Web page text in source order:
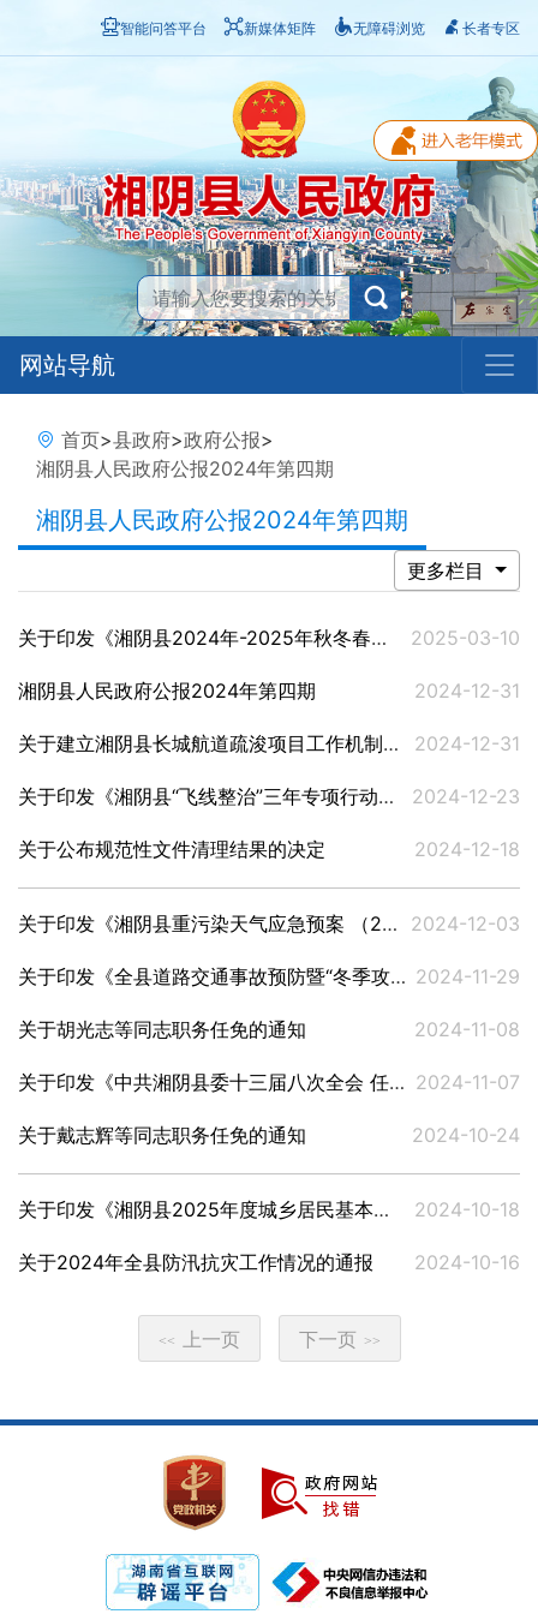
智能问答平台 新媒体矩阵 无障碍浏览 长者专区
网站导航
首页>县政府>政府公报>
湘阴县人民政府公报2024年第四期
湘阴县人民政府公报2024年第四期
更多栏目
关于印发《湘阴县2024年-2025年秋冬春水利建设实施方案》的通知 2025-03-10
湘阴县人民政府公报2024年第四期 2024-12-31
关于建立湘阴县长城航道疏浚项目工作机制通知 2024-12-31
关于印发《湘阴县“飞线整治”三年专项行动（2025—2027年）实施计划》的通知 2024-12-23
关于公布规范性文件清理结果的决定 2024-12-18
关于印发《湘阴县重污染天气应急预案 （2024修订版）》的通知 2024-12-03
关于印发《全县道路交通事故预防暨“冬季攻势”行动方案》的通知 2024-11-29
关于胡光志等同志职务任免的通知 2024-11-08
关于印发《中共湘阴县委十三届八次全会 任务分解表》的通知 2024-11-07
关于戴志辉等同志职务任免的通知 2024-10-24
关于印发《湘阴县2025年度城乡居民基本医疗保险参保缴费工作方案》的通知 2024-10-18
关于2024年全县防汛抗灾工作情况的通报 2024-10-16
<< 上一页 下一页 >>